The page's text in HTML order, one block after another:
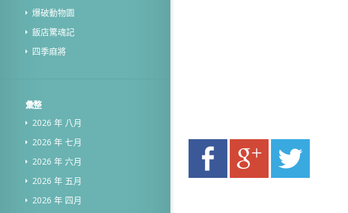
爆破動物園
飯店驚魂記
四季麻將
彙整
2026 年 八月
2026 年 七月
2026 年 六月
2026 年 五月
2026 年 四月